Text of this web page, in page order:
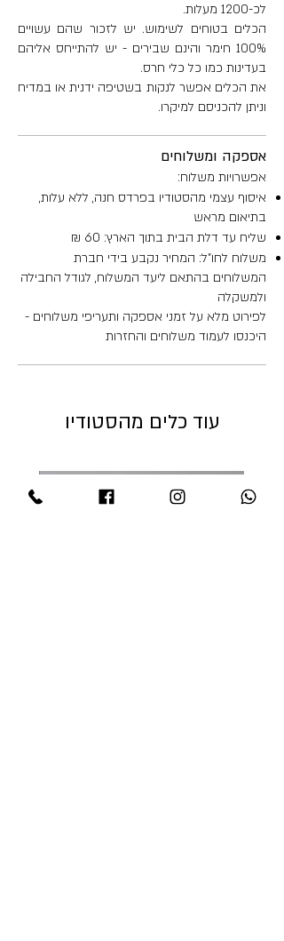
לכ-1200 מעלות.
הכלים בטוחים לשימוש. יש לזכור שהם עשויים
100% חימר והינם שבירים - יש להתייחס אליהם
בעדינות כמו כל כלי חרס.
את הכלים אפשר לנקות בשטיפה ידנית או במדיח
וניתן להכניסם למיקרו.
אספקה ומשלוחים
אפשרויות משלוח:
איסוף עצמי מהסטודיו בפרדס חנה, ללא עלות,
בתיאום מראש
שליח עד דלת הבית בתוך הארץ: 60 ₪
משלוח לחו"ל: המחיר נקבע בידי חברת
המשלוחים בהתאם ליעד המשלוח, לגודל החבילה
ולמשקלה
לפירוט מלא על זמני אספקה ותעריפי משלוחים -
היכנסו לעמוד משלוחים והחזרות
עוד כלים מהסטודיו